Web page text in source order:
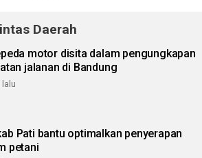
Daerah
disita dalam pengungkapan
jalanan di Bandung
lalu
Pati bantu optimalkan penyerapan
petani